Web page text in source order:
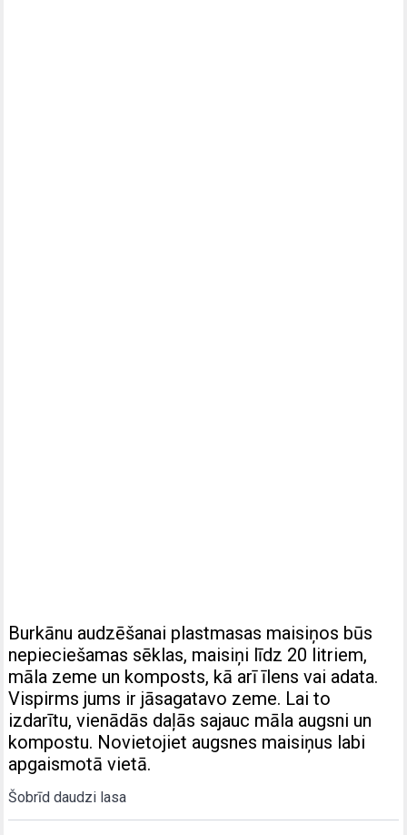
Burkānu audzēšanai plastmasas maisiņos būs
nepieciešamas sēklas, maisiņi līdz 20 litriem,
māla zeme un komposts, kā arī īlens vai adata.
Vispirms jums ir jāsagatavo zeme. Lai to
izdarītu, vienādās daļās sajauc māla augsni un
kompostu. Novietojiet augsnes maisiņus labi
apgaismotā vietā.
Šobrīd daudzi lasa